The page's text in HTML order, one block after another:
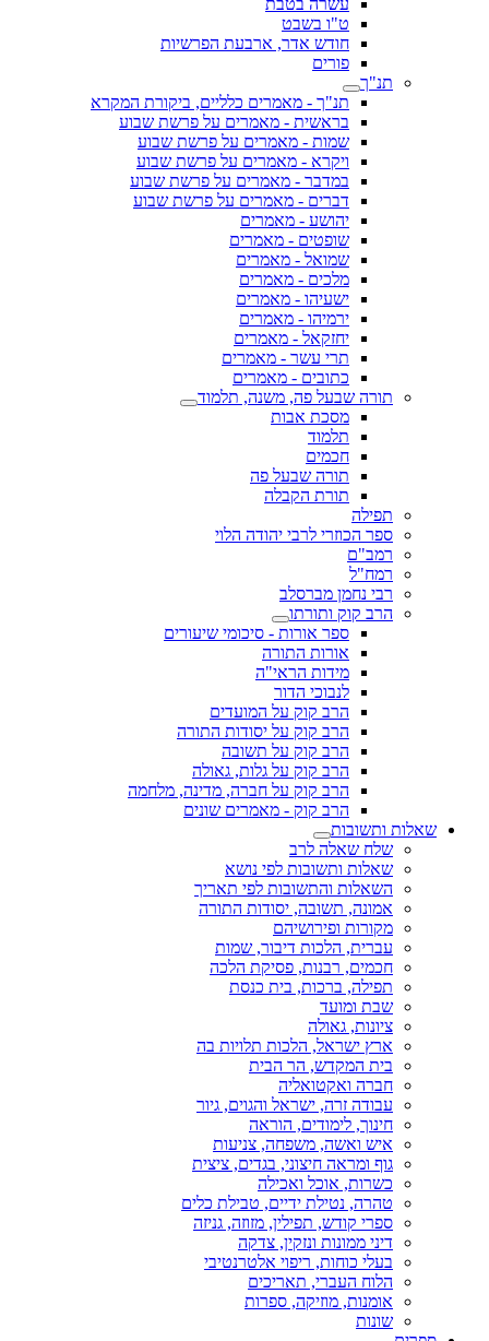
עשרה בטבת
ט"ו בשבט
חודש אדר, ארבעת הפרשיות
פורים
תנ"ך
תנ"ך - מאמרים כלליים, ביקורת המקרא
בראשית - מאמרים על פרשת שבוע
שמות - מאמרים על פרשת שבוע
ויקרא - מאמרים על פרשת שבוע
במדבר - מאמרים על פרשת שבוע
דברים - מאמרים על פרשת שבוע
יהושע - מאמרים
שופטים - מאמרים
שמואל - מאמרים
מלכים - מאמרים
ישעיהו - מאמרים
ירמיהו - מאמרים
יחזקאל - מאמרים
תרי עשר - מאמרים
כתובים - מאמרים
תורה שבעל פה, משנה, תלמוד
מסכת אבות
תלמוד
חכמים
תורה שבעל פה
תורת הקבלה
תפילה
ספר הכוזרי לרבי יהודה הלוי
רמב"ם
רמח"ל
רבי נחמן מברסלב
הרב קוק ותורתו
ספר אורות - סיכומי שיעורים
אורות התורה
מידות הראי"ה
לנבוכי הדור
הרב קוק על המועדים
הרב קוק על יסודות התורה
הרב קוק על תשובה
הרב קוק על גלות, גאולה
הרב קוק על חברה, מדינה, מלחמה
הרב קוק - מאמרים שונים
שאלות ותשובות
שלח שאלה לרב
שאלות ותשובות לפי נושא
השאלות והתשובות לפי תאריך
אמונה, תשובה, יסודות התורה
מקורות ופירושיהם
עברית, הלכות דיבור, שמות
חכמים, רבנות, פסיקת הלכה
תפילה, ברכות, בית כנסת
שבת ומועד
ציונות, גאולה
ארץ ישראל, הלכות תלויות בה
בית המקדש, הר הבית
חברה ואקטואליה
עבודה זרה, ישראל והגוים, גיור
חינוך, לימודים, הוראה
איש ואשה, משפחה, צניעות
גוף ומראה חיצוני, בגדים, ציצית
כשרות, אוכל ואכילה
טהרה, נטילת ידיים, טבילת כלים
ספרי קודש, תפילין, מזוזה, גניזה
דיני ממונות ונזקין, צדקה
בעלי כוחות, ריפוי אלטרנטיבי
הלוח העברי, תאריכים
אומנות, מוזיקה, ספרות
שונות